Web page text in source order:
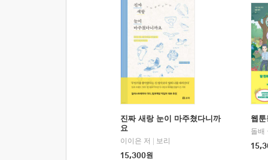
진짜 새랑 눈이 마주쳤다니까
요
이이은 저
보리
15,300원
웹
돌배